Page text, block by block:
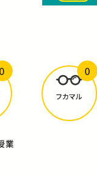
したか？
0
フカマル
0
業